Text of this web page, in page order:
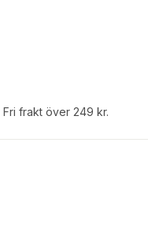
Fri frakt över 249 kr.